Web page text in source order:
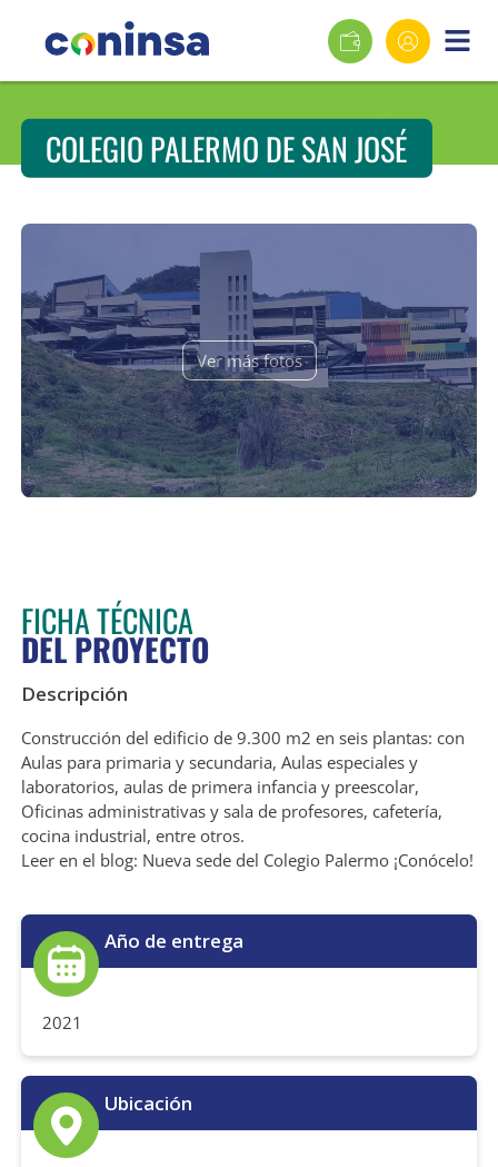
COLEGIO PALERMO DE SAN JOSÉ
Ver más fotos
FICHA TÉCNICA
DEL PROYECTO
Descripción
Construcción del edificio de 9.300 m2 en seis plantas: con
Aulas para primaria y secundaria, Aulas especiales y
laboratorios, aulas de primera infancia y preescolar,
Oficinas administrativas y sala de profesores, cafetería,
cocina industrial, entre otros.
Leer en el blog: Nueva sede del Colegio Palermo ¡Conócelo!
Año de entrega
2021
Ubicación